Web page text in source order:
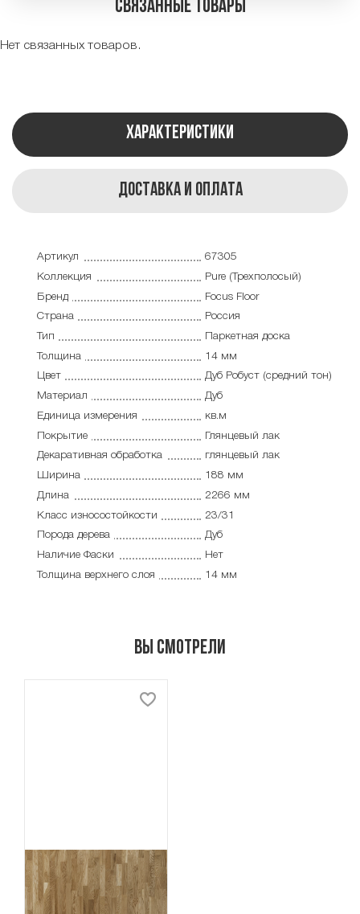
Связанные товары
Нет связанных товаров.
Характеристики
Доставка и оплата
Артикул
67305
Коллекция
Pure (Трехполосый)
Бренд
Focus Floor
Страна
Россия
Тип
Паркетная доска
Толщина
14 мм
Цвет
Дуб Робуст (средний тон)
Материал
Дуб
Единица измерения
кв.м
Покрытие
Глянцевый лак
Декаративная обработка
глянцевый лак
Ширина
188 мм
Длина
2266 мм
Класс износостойкости
23/31
Порода дерева
Дуб
Наличие Фаски
Нет
Толщина верхнего слоя
14 мм
Вы смотрели